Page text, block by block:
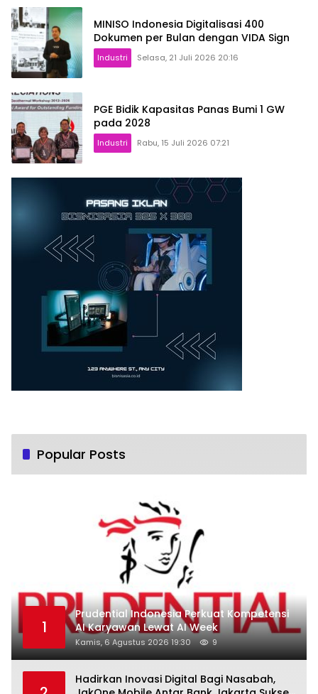
MINISO Indonesia Digitalisasi 400
Dokumen per Bulan dengan VIDA Sign
Industri Selasa, 21 Juli 2026 20:16
PGE Bidik Kapasitas Panas Bumi 1 GW
pada 2028
Industri Rabu, 15 Juli 2026 07:21
Popular Posts
1
Prudential Indonesia Perkuat Kompetensi
AI Karyawan Lewat AI Week
Kamis, 6 Agustus 2026 19:30 9
Hadirkan Inovasi Digital Bagi Nasabah,